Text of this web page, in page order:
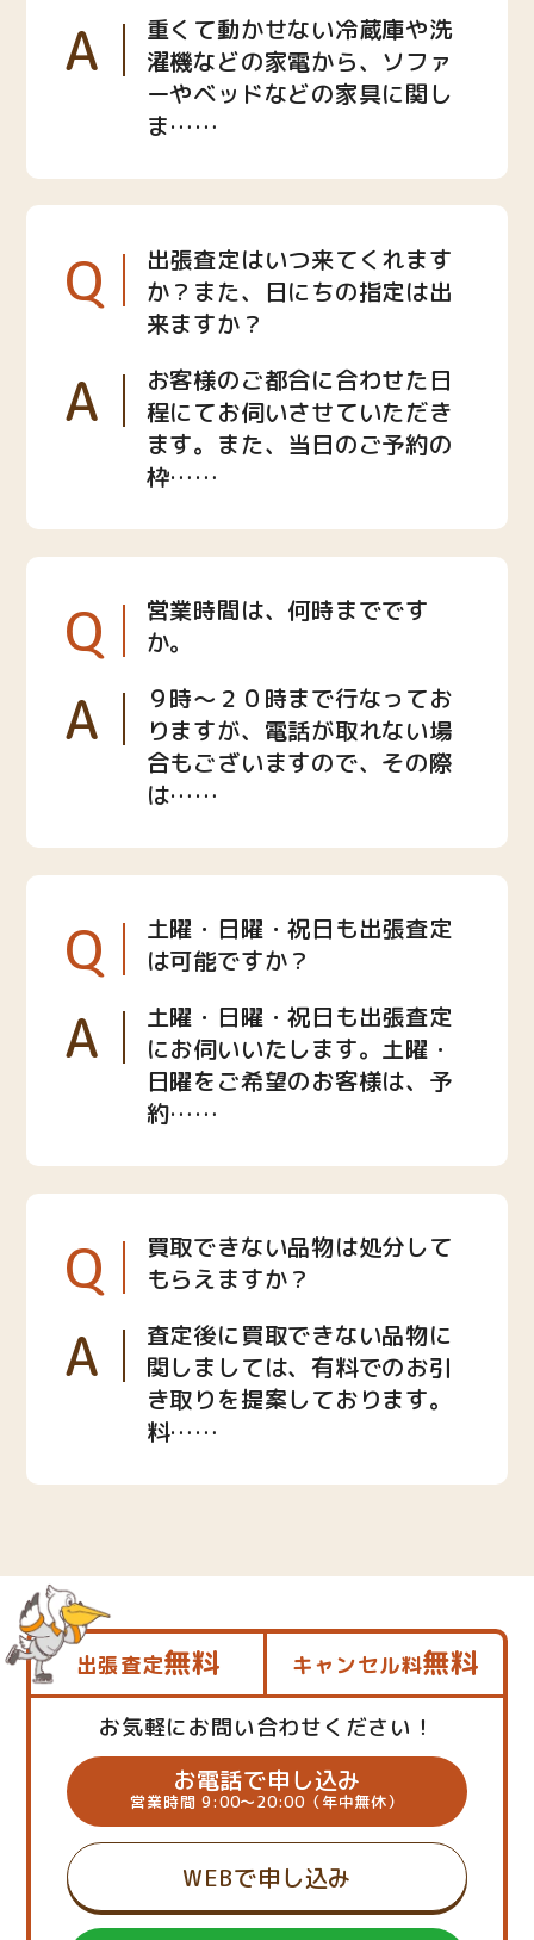
A
重くて動かせない冷蔵庫や洗
濯機などの家電から、ソファ
ーやベッドなどの家具に関し
ま……
Q
出張査定はいつ来てくれます
か？また、日にちの指定は出
来ますか？
A
お客様のご都合に合わせた日
程にてお伺いさせていただき
ます。また、当日のご予約の
枠……
Q
営業時間は、何時までです
か。
A
９時〜２０時まで行なってお
りますが、電話が取れない場
合もございますので、その際
は……
Q
土曜・日曜・祝日も出張査定
は可能ですか？
A
土曜・日曜・祝日も出張査定
にお伺いいたします。土曜・
日曜をご希望のお客様は、予
約……
Q
買取できない品物は処分して
もらえますか？
A
査定後に買取できない品物に
関しましては、有料でのお引
き取りを提案しております。
料……
出張査定無料 キャンセル料無料
お気軽にお問い合わせください！
お電話で申し込み
営業時間 9:00～20:00（年中無休）
WEBで申し込み